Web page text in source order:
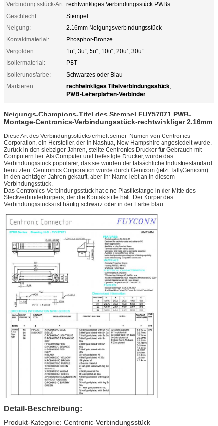
Verbindungsstück-Art: rechtwinkliges Verbindungsstück PWBs
Geschlecht:
Stempel
Neigung:
2.16mm Neigungsverbindungsstück
Kontaktmaterial:
Phosphor-Bronze
Vergolden:
1u“, 3u“, 5u“, 10u“, 20u“, 30u“
Isoliermaterial:
PBT
Isolierungsfarbe:
Schwarzes oder Blau
Markieren:
rechtwinkliges Titelverbindungsstück,
PWB-Leiterplatten-Verbinder
Neigungs-Champions-Titel des Stempel FUY57071 PWB-
Montage-Centronics-Verbindungsstück-rechtwinkliger 2.16mm
Diese Art des Verbindungsstücks erhielt seinen Namen von Centronics
Corporation, ein Hersteller, der in Nashua, New Hampshire angesiedelt wurde.
Zurück in den siebziger Jahren, stellte Centronics Drucker für Gebrauch mit
Computern her. Als Computer und befestigte Drucker, wurde das
Verbindungsstück populärer, das sie wurden der tatsächliche Industriestandard
benutzten. Centronics Corporation wurde durch Genicom (jetzt TallyGenicom)
in den achtziger Jahren gekauft, aber ihr Name lebt an in diesem
Verbindungsstück.
Das Centronics-Verbindungsstück hat eine Plastikstange in der Mitte des
Steckverbinderkörpers, der die Kontaktstifte hält. Der Körper des
Verbindungsstücks ist häufig schwarz oder in der Farbe blau.
Detail-Beschreibung:
Produkt-Kategorie: Centronic-Verbindungsstück